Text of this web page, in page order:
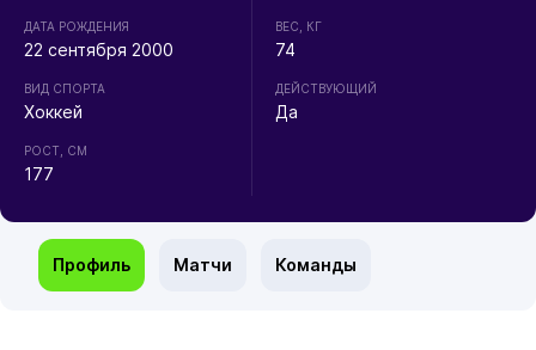
ДАТА РОЖДЕНИЯ
22 сентября 2000
ВИД СПОРТА
Хоккей
РОСТ, СМ
177
ВЕС, КГ
74
ДЕЙСТВУЮЩИЙ
Да
Профиль Матчи Команды